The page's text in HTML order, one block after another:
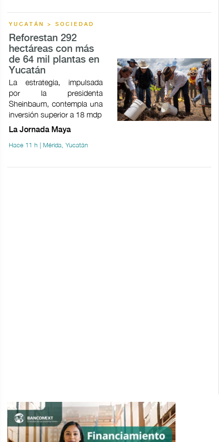
YUCATÁN > SOCIEDAD
Reforestan 292
hectáreas con más
de 64 mil plantas en
Yucatán
La estrategia, impulsada
por la presidenta
Sheinbaum, contempla una
inversión superior a 18 mdp
La Jornada Maya
Hace 11 h | Mérida, Yucatán